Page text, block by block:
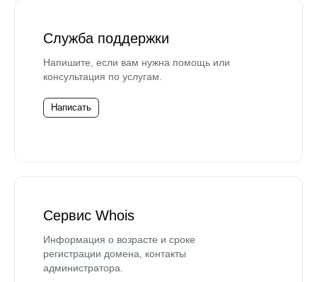
Служба поддержки
Напишите, если вам нужна помощь или
консультация по услугам.
Написать
Сервис Whois
Информация о возрасте и сроке
регистрации домена, контакты
администратора.